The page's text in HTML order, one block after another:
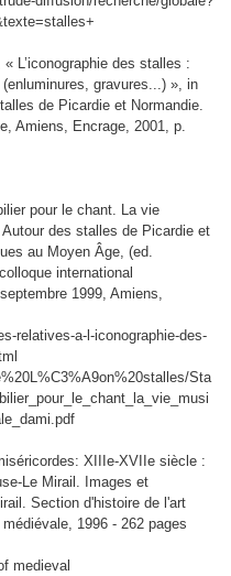
L’iconographie des stalles :
gravures...) », in
de Picardie et Normandie.
Amiens, Encrage, 2001, p.
pour le chant. La vie
des stalles de Picardie et
au Moyen Âge, (ed.
international
1999, Amiens,
relatives-a-l-iconographie-des-
Sta
XIIIe-XVIIe siècle :
Le Mirail. Images et
Section d'histoire de l'art
1996 - 262 pages
medieval